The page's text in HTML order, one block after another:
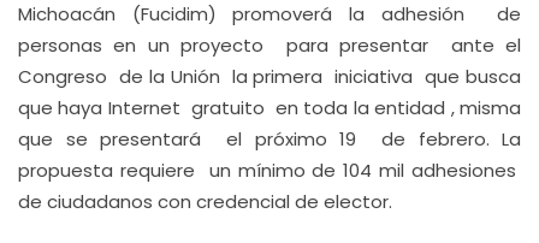
Michoacán (Fucidim) promoverá la adhesión de
personas en un proyecto para presentar ante el
Congreso de la Unión la primera iniciativa que busca
que haya Internet gratuito en toda la entidad , misma
que se presentará el próximo 19 de febrero. La
propuesta requiere un mínimo de 104 mil adhesiones
de ciudadanos con credencial de elector.